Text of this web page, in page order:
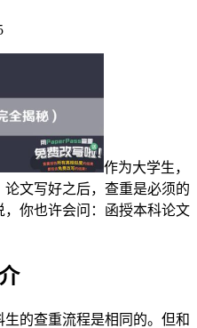
作为大学生，
文写好之后，查重是必须的
你也许会问：函授本科论文
的查重流程是相同的。但和